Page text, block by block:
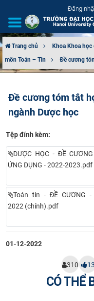
Đăng
GIỚI THIỆU
TUYỂN SINH
ĐÀO TẠO
ĐẢM BẢO CHẤT
KHOA HỌC CÔNG
HTQT
Trang chủ Khoa Khoa học
môn Toán – Tin
Đề cương
Đề cương tóm tắt
ngành Dược học
Tệp đính kèm:
DƯỢC HỌC - ĐỀ
ỨNG DỤNG - 2022-2023.pdf
Toán tin - ĐỀ CƯƠNG -
2022 (chính).pdf
01-12-2022
310 13
CÓ THỂ